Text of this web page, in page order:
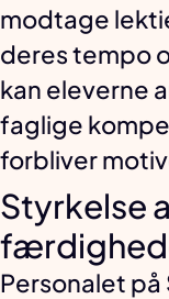
modtage
deres tempo
kan eleverne
faglige
forbliver
Styrkelse
Personalet